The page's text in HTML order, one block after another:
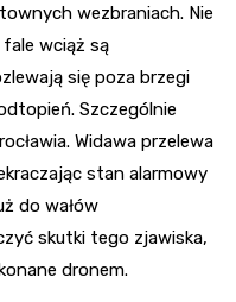
wezbraniach. Nie
fale wciąż są
się poza brzegi
Szczególnie
Widawa przelewa
stan alarmowy
do wałów
skutki tego zjawiska,
dronem.